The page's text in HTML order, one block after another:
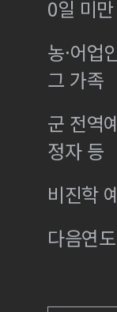
0일 미만
농·어업
그 가족
군 전역
정자 등
비진학
다음연